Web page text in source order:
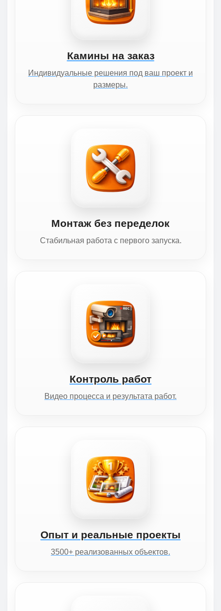
Камины на заказ
Индивидуальные решения под ваш проект и
размеры.
Монтаж без переделок
Стабильная работа с первого запуска.
Контроль работ
Видео процесса и результата работ.
Опыт и реальные проекты
3500+ реализованных объектов.